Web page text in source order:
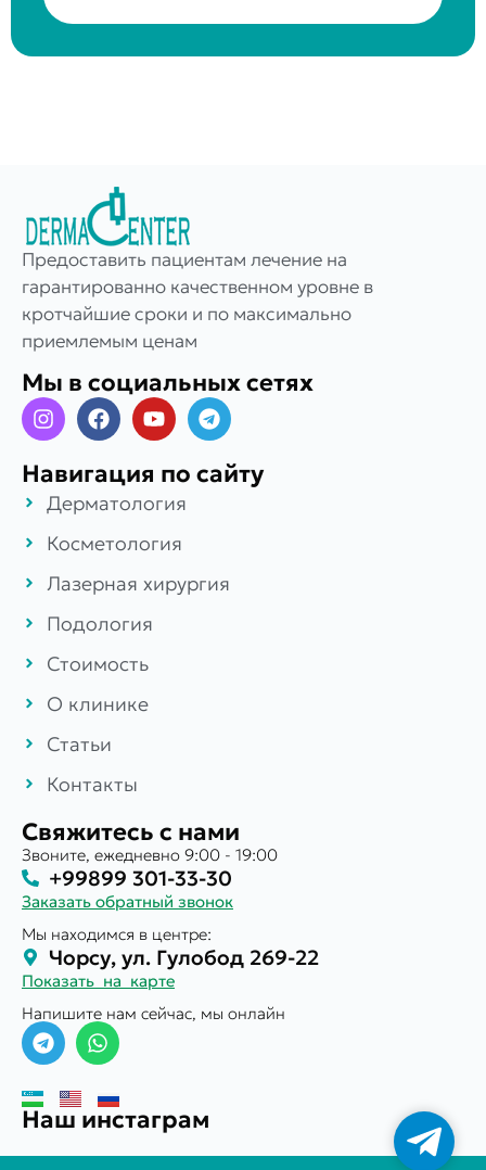
Предоставить пациентам лечение на
гарантированно качественном уровне в
кротчайшие сроки и по максимально
приемлемым ценам
Мы в социальных сетях
Навигация по сайту
Дерматология
Косметология
Лазерная хирургия
Подология
Стоимость
О клинике
Статьи
Контакты
Свяжитесь с нами
Звоните, ежедневно 9:00 - 19:00
+99899 301-33-30
Заказать обратный звонок
Мы находимся в центре:
Чорсу, ул. Гулобод 269-22
Показать на карте
Напишите нам сейчас, мы онлайн
Наш инстаграм